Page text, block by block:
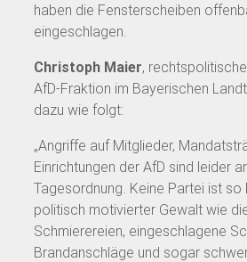
haben die Fensterscheiben
eingeschlagen.
Christoph Maier,
AfD-Fraktion im Bayerischen
dazu wie folgt:
„Angriffe auf Mitglieder,
Einrichtungen der AfD sind leider
Tagesordnung. Keine Partei ist
politisch motivierter Gewalt wie
Schmierereien, eingeschlagene
Brandanschläge und sogar